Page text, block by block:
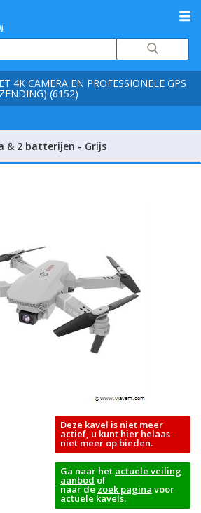
4K CAMERA EN PROFESSIONELE GPS
(6152)
& 2 batterijen - Grijs
Deze kavel is niet meer
actief, u kunt hier helaas
niet meer op bieden.
Ga naar het actuele veiling
aanbod of
naar de zoek pagina voor
actuele kavels.